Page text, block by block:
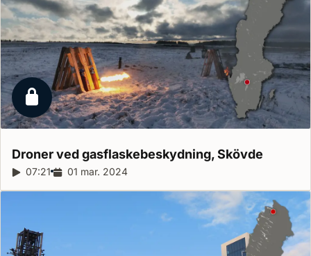
Låst reportage
Droner ved gasflaskebeskydning,Skövde
Reportagelængde:
07:21 Udgivelsesdato:
01 mar. 2024